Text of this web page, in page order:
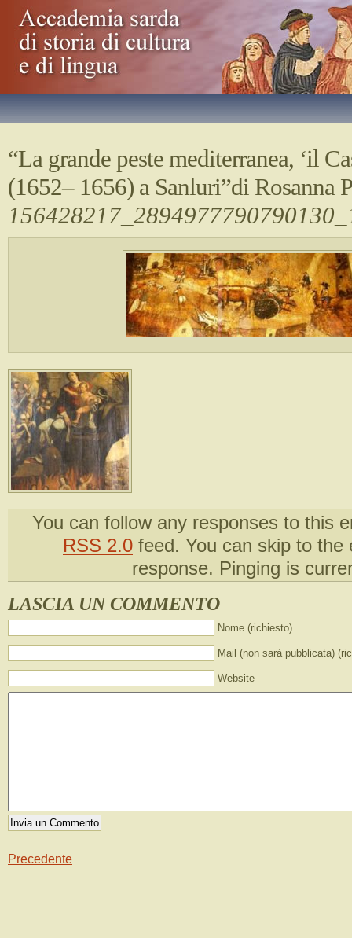
“La grande peste mediterranea, ‘il
(1652– 1656) a Sanluri”di Rosanna
You can follow any responses to this
RSS 2.0 feed. You can skip to the
response. Pinging is
LASCIA UN COMMENTO
Nome (richiesto)
Mail (non sarà pubblicata)
Website
Precedente